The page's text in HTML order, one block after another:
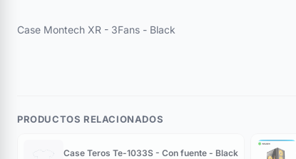
Case Montech XR - 3Fans - Black
PRODUCTOS RELACIONADOS
Case Teros Te-1033S - Con fuente - Black